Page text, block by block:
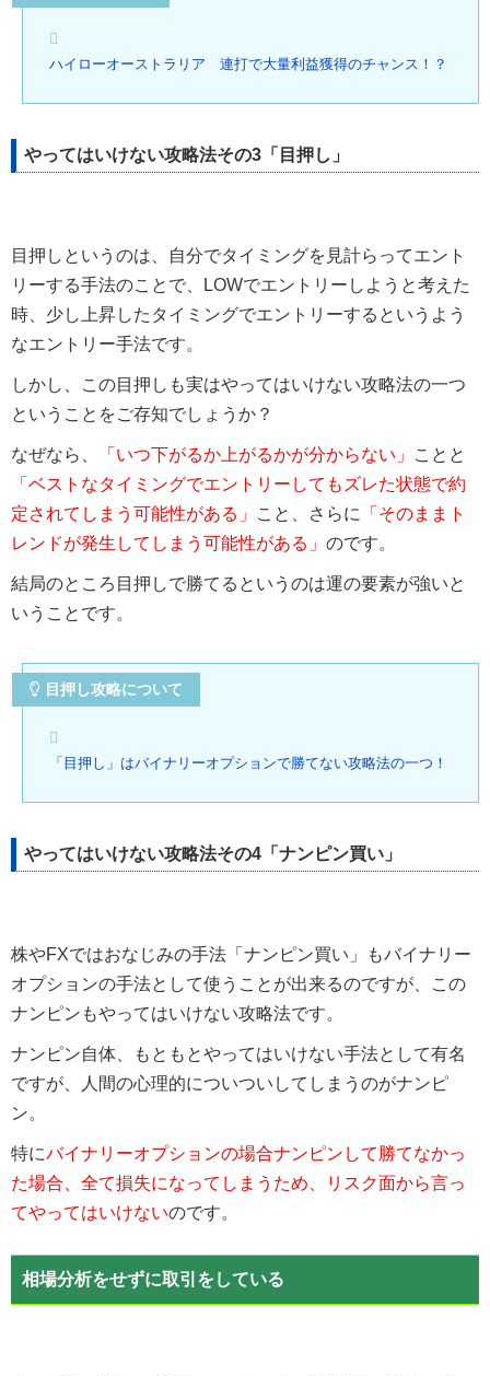
ハイローオーストラリア 連打で大量利益獲得のチャンス！？
やってはいけない攻略法その3「目押し」
目押しというのは、自分でタイミングを見計らってエント
リーする手法のことで、LOWでエントリーしようと考えた
時、少し上昇したタイミングでエントリーするというよう
なエントリー手法です。
しかし、この目押しも実はやってはいけない攻略法の一つ
ということをご存知でしょうか？
なぜなら、 「いつ下がるか上がるかが分からない」
ことと
「ベストなタイミングでエントリーしてもズレた状態で約
定されてしまう可能性がある」
こと、さらに
「そのままト
レンドが発生してしまう可能性がある」 のです。
結局のところ目押しで勝てるというのは運の要素が強いと
いうことです。
目押し攻略について
「目押し」はバイナリーオプションで勝てない攻略法の一つ！
やってはいけない攻略法その4「ナンピン買い」
株やFXではおなじみの手法「ナンピン買い」もバイナリー
オプションの手法として使うことが出来るのですが、この
ナンピンもやってはいけない攻略法です。
ナンピン自体、もともとやってはいけない手法として有名
ですが、人間の心理的についついしてしまうのがナンピ
ン。
特にバイナリーオプションの場合ナンピンして勝てなかっ
た場合、全て損失になってしまうため、リスク面から言っ
てやってはいけないのです。
相場分析をせずに取引をしている